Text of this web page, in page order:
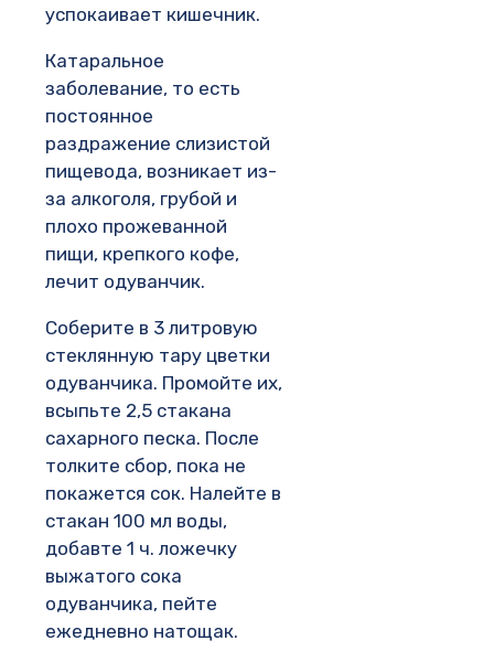
успокаивает кишечник.
Катаральное
заболевание, то есть
постоянное
раздражение слизистой
пищевода, возникает из-
за алкоголя, грубой и
плохо прожеванной
пищи, крепкого кофе,
лечит одуванчик.
Соберите в 3 литровую
стеклянную тару цветки
одуванчика. Промойте их,
всыпьте 2,5 стакана
сахарного песка. После
толките сбор, пока не
покажется сок. Налейте в
стакан 100 мл воды,
добавте 1 ч. ложечку
выжатого сока
одуванчика, пейте
ежедневно натощак.